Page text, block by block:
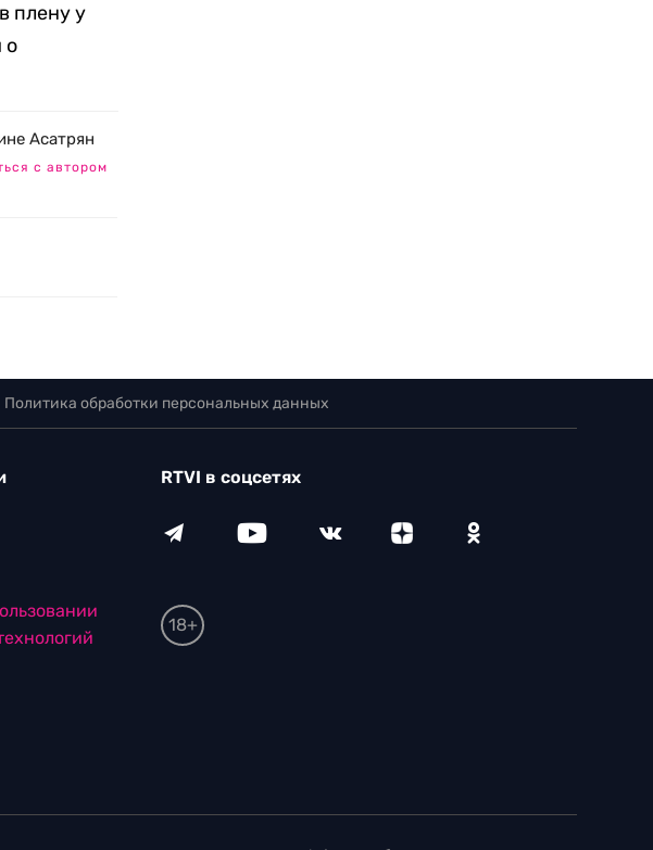
плену у
о
Асатрян
с автором
Политика обработки персональных данных
RTVI в соцсетях
18+